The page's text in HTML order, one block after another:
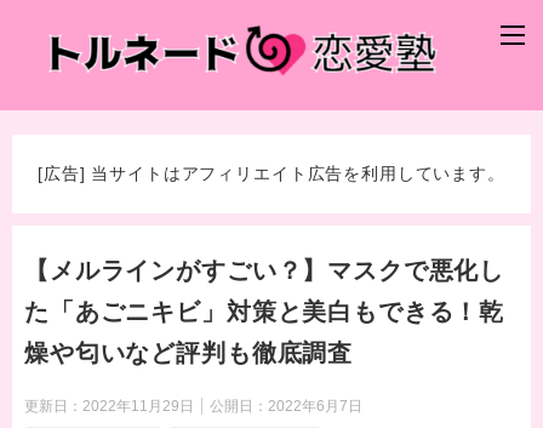
[広告] 当サイトはアフィリエイト広告を利用しています。
【メルラインがすごい？】マスクで悪化し
た「あごニキビ」対策と美白もできる！乾
燥や匂いなど評判も徹底調査
更新日： 2022年11月29日 公開日： 2022年6月7日